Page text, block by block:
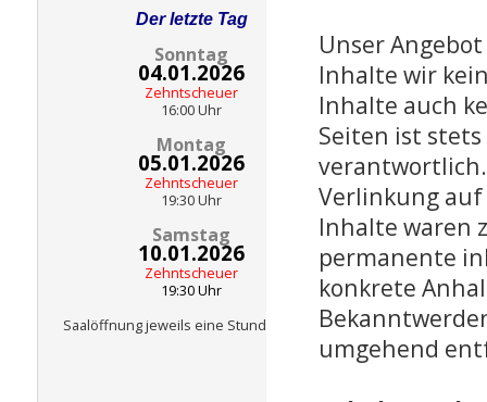
Der letzte Tag
Sonntag
04.01.2026
Zehntscheuer
16:00 Uhr
Montag
05.01.2026
Zehntscheuer
19:30 Uhr
Samstag
10.01.2026
Zehntscheuer
19:30 Uhr
Saalöffnung jeweils eine Stunde früher
Unser
Inhalte wir
Inhalte auch
Seiten ist
Verlinkung
Inhalte waren
permanente
konkrete
umgehend